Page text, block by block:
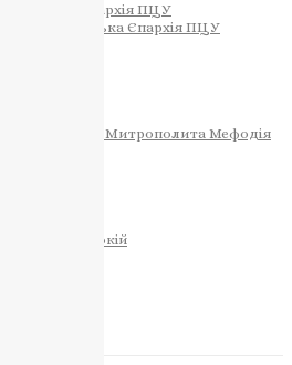
Бучацька Єпархія ПЦУ
Теребовлянська Єпархія ПЦУ
Блаженнішого Митрополита Мефодія
та за упокій